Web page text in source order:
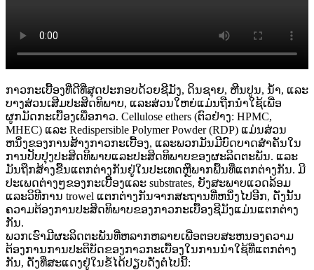
ກາວກະເບື້ອງທີ່ດີທີ່ສຸດປະກອບດ້ວຍຊີມັງ, ດິນຊາຍ, ຫີນປູນ, ນ້ໍາ, ແລະ
ບາງສ່ວນເສີມປະສິດທິພາບ, ແລະສ່ວນໃຫຍ່ແມ່ນຖືກນໍາໃຊ້ເພື່ອ
ຜູກມັດກະເບື້ອງເພື່ອກາວ. Cellulose ethers (ຕົວຢ່າງ: HPMC,
MHEC) ແລະ Redispersible Polymer Powder (RDP) ແມ່ນສ່ວນ
ຫນຶ່ງຂອງການສ້າງກາວກະເບື້ອງ, ແລະພວກມັນມີບົດບາດສໍາຄັນໃນ
ການປັບປຸງປະສິດທິພາບແລະປະສິດທິພາບຂອງຜະລິດຕະພັນ. ແລະ
ມັນຖືກສ້າງຂື້ນແຕກຕ່າງກັນຢູ່ໃນປະເທດຫຼືພາກພື້ນທີ່ແຕກຕ່າງກັນ. ມີ
ປະເພດຕ່າງໆຂອງກະເບື້ອງແລະ substrates, ຍັງສະພາບແວດລ້ອມ
ແລະວິທີການ trowel ແຕກຕ່າງກັນຈາກສະຖານທີ່ຫນຶ່ງໄປອີກ, ດັ່ງນັ້ນ
ຄວາມຕ້ອງການປະສິດທິພາບຂອງກາວກະເບື້ອງຊີມັງແມ່ນແຕກຕ່າງ
ກັນ.
ພວກເຮົາມີຜະລິດຕະພັນທີ່ຫລາກຫລາຍເພື່ອຕອບສະຫນອງຄວາມ
ຕ້ອງການການປະຕິບັດຂອງກາວກະເບື້ອງໃນການນໍາໃຊ້ທີ່ແຕກຕ່າງ
ກັນ, ດັ່ງທີ່ສະແດງຢູ່ໃນຂໍ້ໄດ້ປຽບດັ່ງຕໍ່ໄປນີ້: